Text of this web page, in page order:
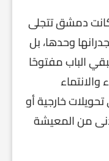
خارجية أو
من المعيشة